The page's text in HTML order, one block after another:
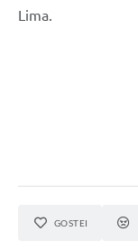
Lima.
GOSTEI